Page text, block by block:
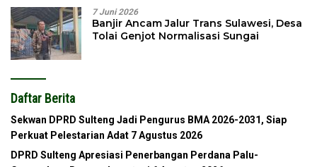
7 Juni 2026
Banjir Ancam Jalur Trans Sulawesi, Desa
Tolai Genjot Normalisasi Sungai
Daftar Berita
Sekwan DPRD Sulteng Jadi Pengurus BMA 2026-2031, Siap
Perkuat Pelestarian Adat 7 Agustus 2026
DPRD Sulteng Apresiasi Penerbangan Perdana Palu-